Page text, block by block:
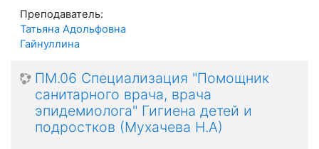
Преподаватель:
Татьяна Адольфовна
Гайнуллина
ПМ.06 Специализация "Помощник
санитарного врача, врача
эпидемиолога" Гигиена детей и
подростков (Мухачева Н.А)